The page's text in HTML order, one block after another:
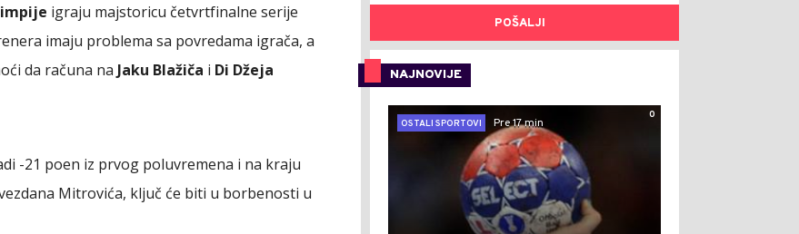
igraju majstoricu četvrtfinalne serije
imaju problema sa povredama igrača, a
da računa na Jaku Blažiča i Di Džeja
-21 poen iz prvog poluvremena i na kraju
Mitrovića, ključ će biti u borbenosti u
POŠALJI
NAJNOVIJE
0
OSTALI SPORTOVI
Pre 17 min